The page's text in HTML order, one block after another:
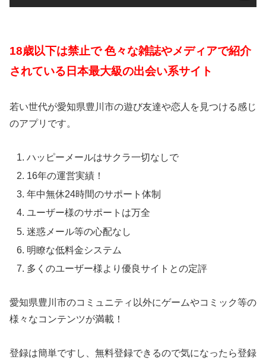
18歳以下は禁止で 色々な雑誌やメディアで紹介
されている日本最大級の出会い系サイト
若い世代が愛知県豊川市の遊び友達や恋人を見つける感じ
のアプリです。
ハッピーメールはサクラ一切なしで
16年の運営実績！
年中無休24時間のサポート体制
ユーザー様のサポートは万全
迷惑メール等の心配なし
明瞭な低料金システム
多くのユーザー様より優良サイトとの定評
愛知県豊川市のコミュニティ以外にゲームやコミック等の
様々なコンテンツが満載！
登録は簡単ですし、無料登録できるので気になったら登録